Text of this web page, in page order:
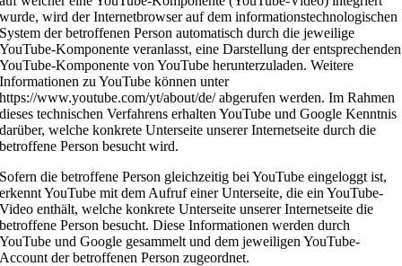
wurde, wird der Internetbrowser auf dem informationstechnologischen
System der betroffenen Person automatisch durch die jeweilige
YouTube-Komponente veranlasst, eine Darstellung der entsprechenden
YouTube-Komponente von YouTube herunterzuladen. Weitere
Informationen zu YouTube können unter
https://www.youtube.com/yt/about/de/ abgerufen werden. Im Rahmen
dieses technischen Verfahrens erhalten YouTube und Google Kenntnis
darüber, welche konkrete Unterseite unserer Internetseite durch die
betroffene Person besucht wird.
Sofern die betroffene Person gleichzeitig bei YouTube eingeloggt ist,
erkennt YouTube mit dem Aufruf einer Unterseite, die ein YouTube-
Video enthält, welche konkrete Unterseite unserer Internetseite die
betroffene Person besucht. Diese Informationen werden durch
YouTube und Google gesammelt und dem jeweiligen YouTube-
Account der betroffenen Person zugeordnet.